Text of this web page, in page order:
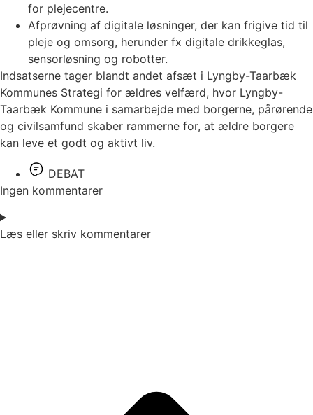
for plejecentre.
Afprøvning af digitale løsninger, der kan frigive tid til
pleje og omsorg, herunder fx digitale drikkeglas,
sensorløsning og robotter.
Indsatserne tager blandt andet afsæt i Lyngby-Taarbæk
Kommunes Strategi for ældres velfærd, hvor Lyngby-
Taarbæk Kommune i samarbejde med borgerne, pårørende
og civilsamfund skaber rammerne for, at ældre borgere
kan leve et godt og aktivt liv.
DEBAT
Ingen kommentarer
Læs eller skriv kommentarer